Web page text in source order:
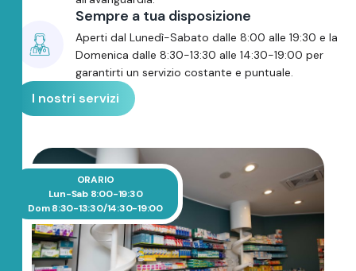
Sempre a tua disposizione
Aperti dal Lunedì-Sabato dalle 8:00 alle 19:30 e la
Domenica dalle 8:30-13:30 alle 14:30-19:00 per
garantirti un servizio costante e puntuale.
I nostri servizi
ORARIO
Lun-Sab 8:00-19:30
Dom 8:30-13:30/14:30-19:00